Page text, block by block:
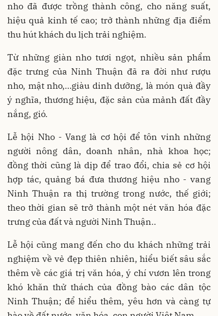
nho đã được trồng thành công, cho năng suất,
hiệu quả kinh tế cao; trở thành những địa điểm
thu hút khách du lịch trải nghiệm.
Từ những giàn nho tươi ngọt, nhiều sản phẩm
đặc trưng của Ninh Thuận đã ra đời như rượu
nho, mật nho,…giàu dinh dưỡng, là món quà đầy
ý nghĩa, thương hiệu, đặc sản của mảnh đất đầy
nắng, gió.
Lễ hội Nho - Vang là cơ hội để tôn vinh những
người nông dân, doanh nhân, nhà khoa học;
đồng thời cũng là dịp để trao đổi, chia sẻ cơ hội
hợp tác, quảng bá đưa thương hiệu nho - vang
Ninh Thuận ra thị trường trong nước, thế giới;
theo thời gian sẽ trở thành một nét văn hóa đặc
trưng của đất và người Ninh Thuận..
Lễ hội cũng mang đến cho du khách những trải
nghiệm về vẻ đẹp thiên nhiên, hiểu biết sâu sắc
thêm về các giá trị văn hóa, ý chí vươn lên trong
khó khăn thử thách của đồng bào các dân tộc
Ninh Thuận; để hiểu thêm, yêu hơn và càng tự